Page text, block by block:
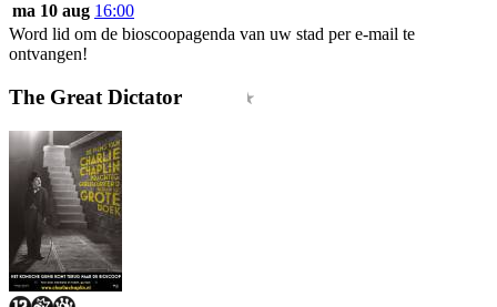
ma 10 aug 16:00
Word lid om de bioscoopagenda van uw stad per e-mail te
ontvangen!
The Great Dictator